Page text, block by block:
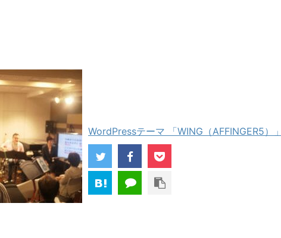
WordPressテーマ 「WING（AFFINGER5）」